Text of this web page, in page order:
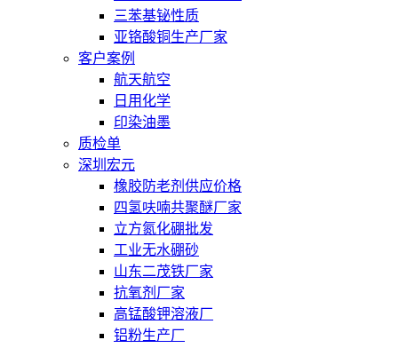
三苯基铋性质
亚铬酸铜生产厂家
客户案例
航天航空
日用化学
印染油墨
质检单
深圳宏元
橡胶防老剂供应价格
四氢呋喃共聚醚厂家
立方氮化硼批发
工业无水硼砂
山东二茂铁厂家
抗氧剂厂家
高锰酸钾溶液厂
铝粉生产厂